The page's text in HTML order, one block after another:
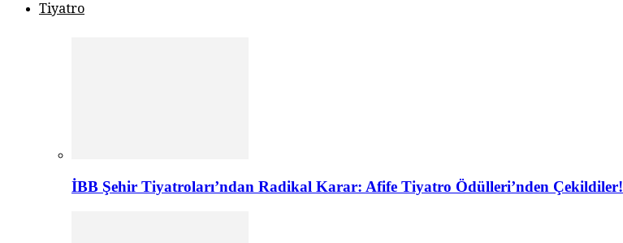
Tiyatro
İBB Şehir Tiyatroları’ndan Radikal Karar: Afife Tiyatro Ödülleri’nden Çekildiler!